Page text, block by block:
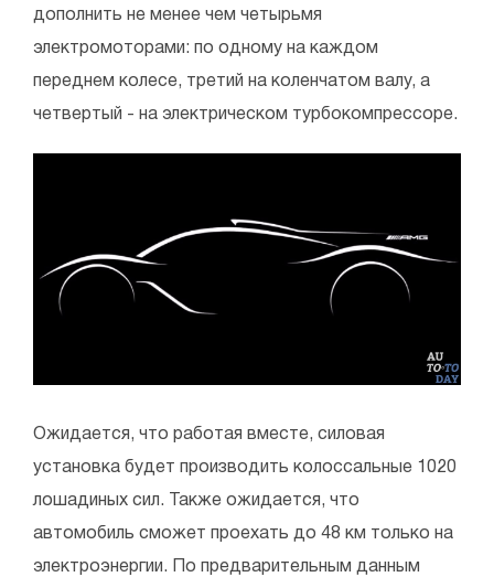
дополнить не менее чем четырьмя
электромоторами: по одному на каждом
переднем колесе, третий на коленчатом валу, а
четвертый - на электрическом турбокомпрессоре.
Ожидается, что работая вместе, силовая
установка будет производить колоссальные 1020
лошадиных сил. Также ожидается, что
автомобиль сможет проехать до 48 км только на
электроэнергии. По предварительным данным